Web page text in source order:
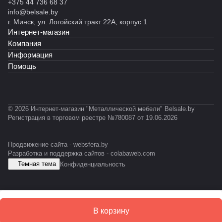
ы
й
С
Т
Ф
й
-
P
R
O
ы
й
С
Т
Ф
У
ы
й
С
К
У
ы
й
С
У
М
й
Т
-
0
D
В корзину
+375 44 736 68 37
info@belsale.by
г. Минск, ул. Логойский тракт 22А, корпус 1
Интернет-магазин
Компания
Информация
Помощь
© 2026 Интернет-магазин "Металлической мебели" Belsale.by
Регистрация в торговом реестре №780087 от 19.06.2026
Продвижение сайта - websfera.by
Разработка и поддержка сайтов - colabaweb.com
Темная тема
Конфиденциальность